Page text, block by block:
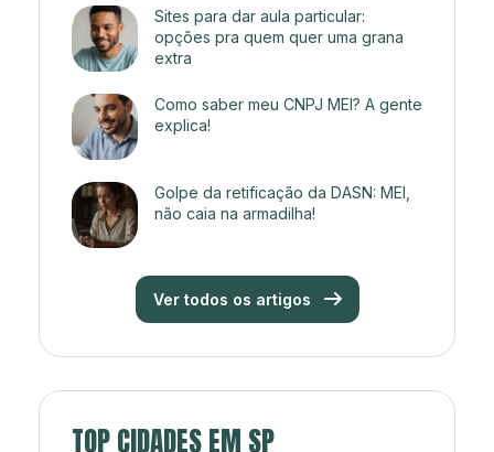
Sites para dar aula particular:
opções pra quem quer uma grana
extra
Como saber meu CNPJ MEI? A gente
explica!
Golpe da retificação da DASN: MEI,
não caia na armadilha!
Ver todos os artigos
TOP CIDADES EM SP